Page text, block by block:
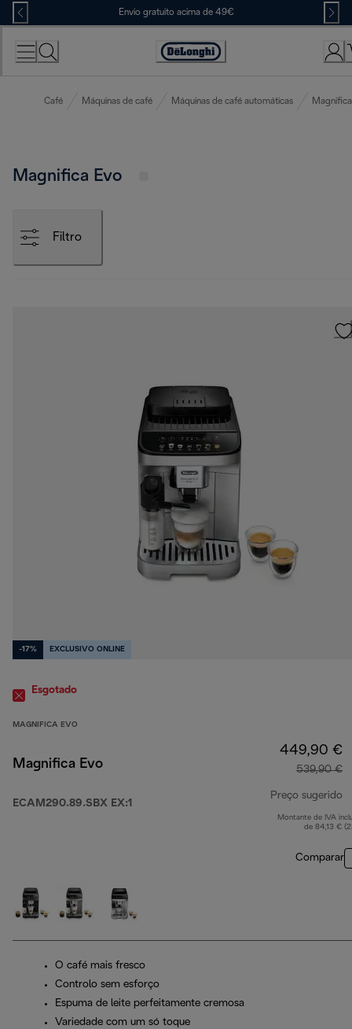
Skip
to
Content
Envio gratuito acima de 49€
Accessibility
Café Máquinas de café Máquinas de café automáticas Magnifica
Magnifica Evo
Filtro
-17% EXCLUSIVO ONLINE
Esgotado
MAGNIFICA EVO
Magnifica Evo
ECAM290.89.SBX EX:1
449,90 €
539,90 €
Preço sugerido
Montante de IVA
de 84,13 €
Comparar
O café mais fresco
Controlo sem esforço
Espuma de leite perfeitamente cremosa
Variedade com um só toque